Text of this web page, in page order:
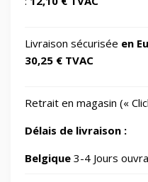
IT Accessories/
Jardin
Livraison sécurisée en
30,25 € TVAC
Retrait en magasin («
Délais de livraison :
Belgique 3-4 Jours